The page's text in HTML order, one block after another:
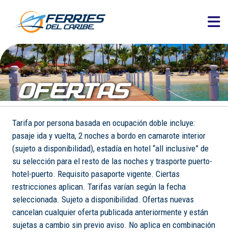
OFERTAS
Tarifa por persona basada en ocupación doble incluye:
pasaje ida y vuelta, 2 noches a bordo en camarote interior
(sujeto a disponibilidad), estadía en hotel “all inclusive” de
su selección para el resto de las noches y trasporte puerto-
hotel-puerto. Requisito pasaporte vigente. Ciertas
restricciones aplican. Tarifas varían según la fecha
seleccionada. Sujeto a disponibilidad. Ofertas nuevas
cancelan cualquier oferta publicada anteriormente y están
sujetas a cambio sin previo aviso. No aplica en combinación